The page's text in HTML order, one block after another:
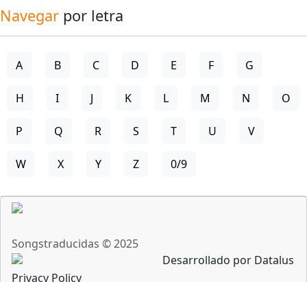
Navegar por letra
A B C D E F G
H I J K L M N O
P Q R S T U V
W X Y Z 0/9
Songstraducidas © 2025
Desarrollado por Datalus
Privacy Policy